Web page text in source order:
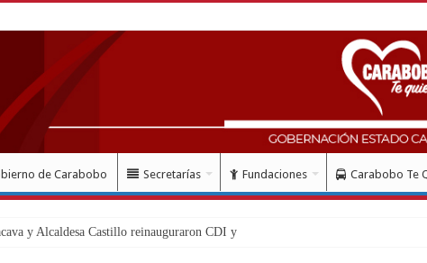
de Carabobo Secretarías Fundaciones Carabobo Te
y Alcaldesa Castillo reinauguraron CDI y SRI Canaima al s